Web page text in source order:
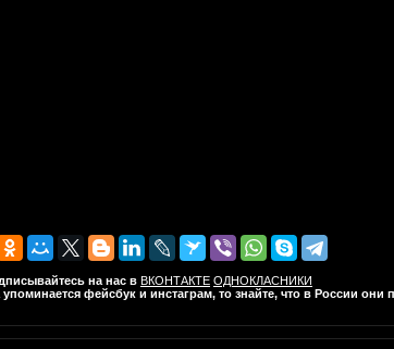
на нас в ВКОНТАКТЕ ОДНОКЛАСНИКИ
фейсбук и инстаграм, то знайте, что в России они